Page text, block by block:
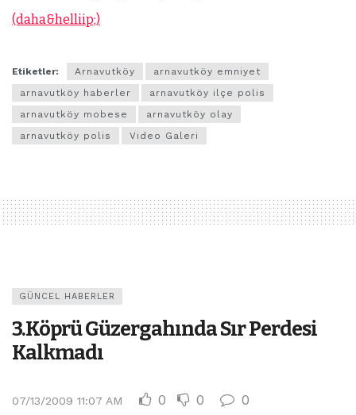
(daha&helliip;)
Etiketler: Arnavutköy
arnavutköy emniyet
arnavutköy haberler
arnavutköy ilçe polis
arnavutköy mobese
arnavutköy olay
arnavutköy polis
Video Galeri
GÜNCEL HABERLER
3.Köprü Güzergahında Sır Perdesi
Kalkmadı
07/13/2009 11:07 AM 0 0 0